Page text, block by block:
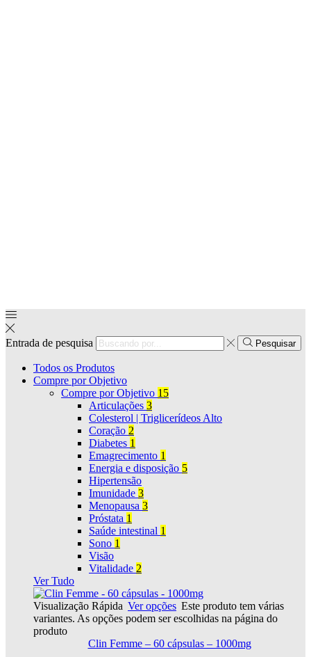
Entrada de pesquisa Pesquisar
Todos os Produtos
Compre por Objetivo
Compre por Objetivo 15
Articulações 3
Colesterol | Triglicerídeos Alto
Coração 2
Diabetes 1
Emagrecimento 1
Energia e disposição 5
Hipertensão
Imunidade 3
Menopausa 3
Próstata 1
Saúde intestinal 1
Sono 1
Visão
Vitalidade 2
Ver Tudo
Visualização Rápida Ver opções Este produto tem várias
variantes. As opções podem ser escolhidas na página do
produto
Clin Femme – 60 cápsulas – 1000mg